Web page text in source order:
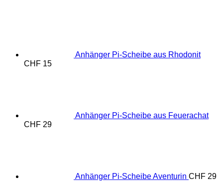
Anhänger Pi-Scheibe aus Rhodonit
CHF 15
Anhänger Pi-Scheibe aus Feuerachat
CHF 29
Anhänger Pi-Scheibe Aventurin CHF 29